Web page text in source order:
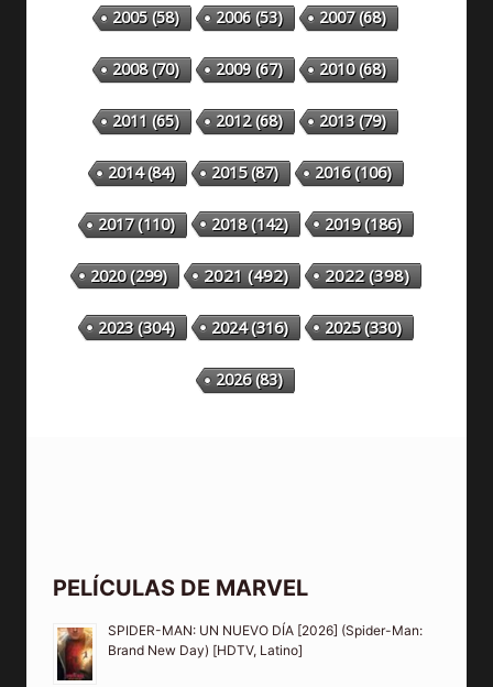
2005(58) 2006(53) 2007(68)
2008(70) 2009(67) 2010(68)
2011 (65) 2012(68) 2013(79)
2014(84) 2015(87) 2016(106)
2017(110) 2018(142) 2019(186)
2020(299) 2021(492) 2022(398)
2023(304) 2024(316) 2025(330)
2026(83)
PELÍCULAS DE MARVEL
SPIDER-MAN: UN NUEVO DÍA [2026] (Spider-Man:
Brand New Day) [HDTV, Latino]